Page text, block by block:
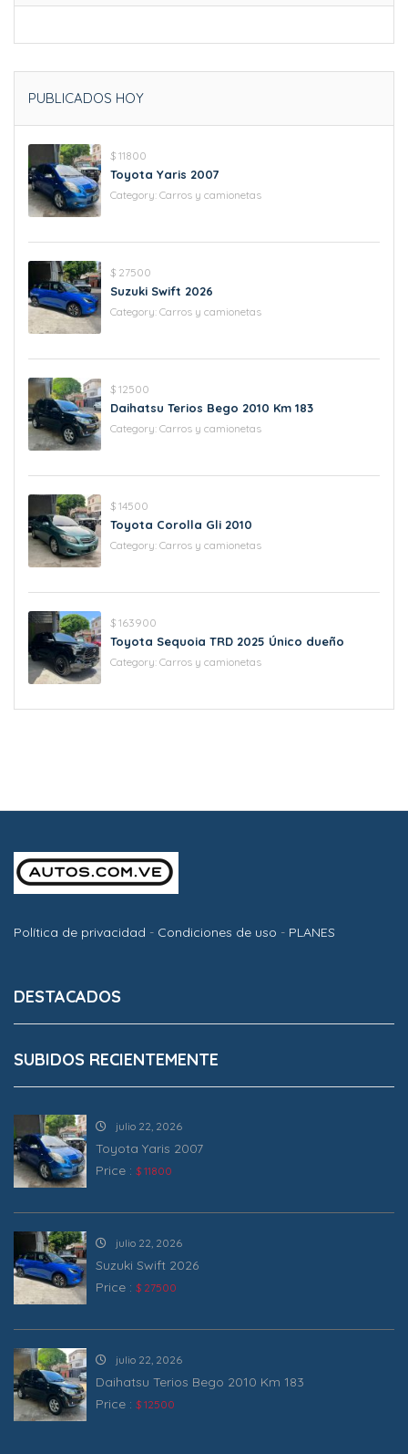
PUBLICADOS HOY
$ 11800
Toyota Yaris 2007
Category: Carros y camionetas
$ 27500
Suzuki Swift 2026
Category: Carros y camionetas
$ 12500
Daihatsu Terios Bego 2010 Km 183
Category: Carros y camionetas
$ 14500
Toyota Corolla Gli 2010
Category: Carros y camionetas
$ 163900
Toyota Sequoia TRD 2025 Único dueño
Category: Carros y camionetas
Política de privacidad - Condiciones de uso - PLANES
DESTACADOS
SUBIDOS RECIENTEMENTE
julio 22, 2026
Toyota Yaris 2007
Price : $ 11800
julio 22, 2026
Suzuki Swift 2026
Price : $ 27500
julio 22, 2026
Daihatsu Terios Bego 2010 Km 183
Price : $ 12500